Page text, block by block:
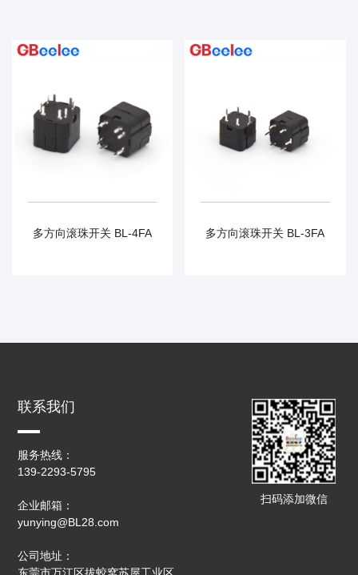
多方向滚珠开关 BL-4FA 多方向滚珠开关 BL-3FA
联系我们
服务热线：
139-2293-5795
企业邮箱：
yunying@BL28.com
公司地址：
扫码添加微信